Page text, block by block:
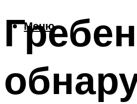
Меню